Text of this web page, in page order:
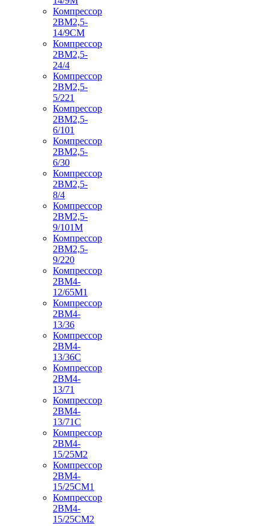
Компрессор
2ВМ2,5-
14/9СМ
Компрессор
2ВМ2,5-
24/4
Компрессор
2ВМ2,5-
5/221
Компрессор
2ВМ2,5-
6/101
Компрессор
2ВМ2,5-
6/30
Компрессор
2ВМ2,5-
8/4
Компрессор
2ВМ2,5-
9/101М
Компрессор
2ВМ2,5-
9/220
Компрессор
2ВМ4-
12/65М1
Компрессор
2ВМ4-
13/36
Компрессор
2ВМ4-
13/36С
Компрессор
2ВМ4-
13/71
Компрессор
2ВМ4-
13/71С
Компрессор
2ВМ4-
15/25М2
Компрессор
2ВМ4-
15/25СМ1
Компрессор
2ВМ4-
15/25СМ2